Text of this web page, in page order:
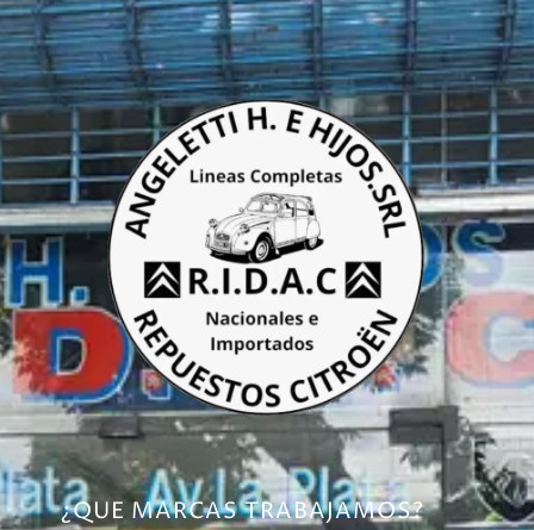
¿QUE MARCAS TRABAJAMOS?